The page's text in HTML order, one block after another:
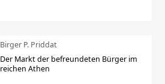
Birger P. Priddat
Der Markt der befreundeten Bürger im
reichen Athen